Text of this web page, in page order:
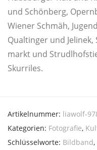
und Schön­berg,
Wie­ner Schmäh,
Qualtin­ger und
markt und
Skurriles.
Artikelnummer: liawolf-
Kategorien: Fotografie,
Schlüsselworte: Bildband,